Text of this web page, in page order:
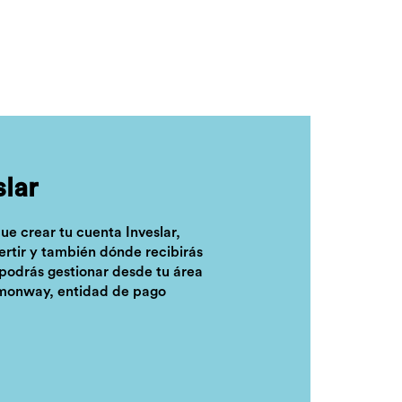
crear tu cuenta Inveslar,
y también dónde recibirás
gestionar desde tu área
entidad de pago